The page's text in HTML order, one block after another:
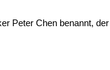
Peter Chen benannt,